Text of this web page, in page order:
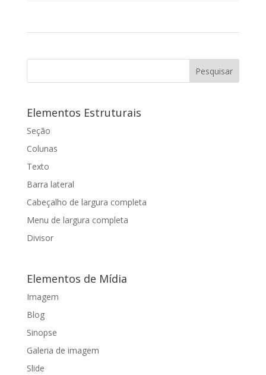
Elementos Estruturais
Seção
Colunas
Texto
Barra lateral
Cabeçalho de largura completa
Menu de largura completa
Divisor
Elementos de Mídia
Imagem
Blog
Sinopse
Galeria de imagem
Slide